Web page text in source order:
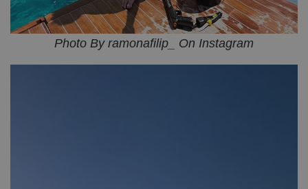
Photo By ramonafilip_ On Instagram